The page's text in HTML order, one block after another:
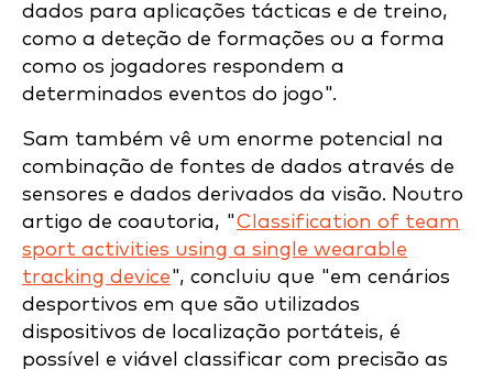
dados para aplicações tácticas e de treino,
como a deteção de formações ou a forma
como os jogadores respondem a
determinados eventos do jogo".
Sam também vê um enorme potencial na
combinação de fontes de dados através de
sensores e dados derivados da visão. Noutro
artigo de coautoria, "Classification of team
sport activities using a single wearable
tracking device", concluiu que "em cenários
desportivos em que são utilizados
dispositivos de localização portáteis, é
possível e viável classificar com precisão as